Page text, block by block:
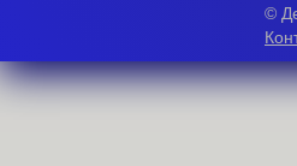
©